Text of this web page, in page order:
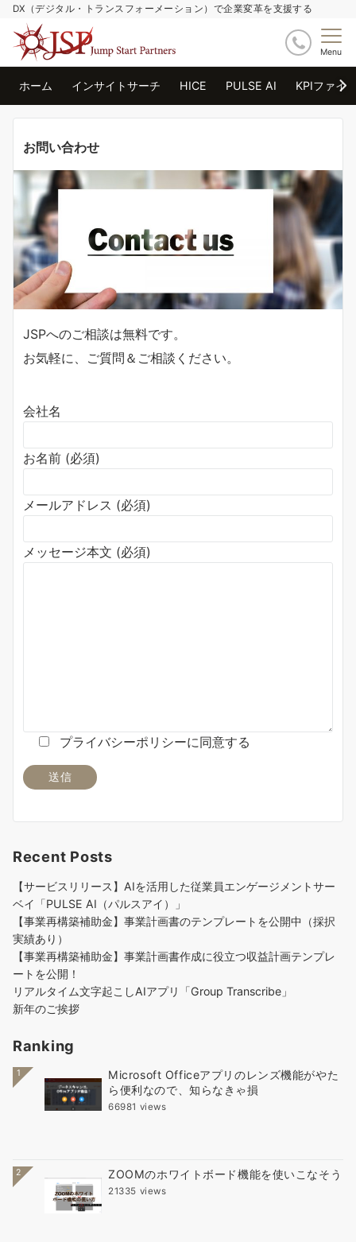
DX（デジタル・トランスフォーメーション）で企業変革を支援する
Menu
ホーム インサイトサーチ HICE PULSE AI KPIファイ
お問い合わせ
JSPへのご相談は無料です。
お気軽に、ご質問＆ご相談ください。
会社名
お名前 (必須)
メールアドレス (必須)
メッセージ本文 (必須)
プライバシーポリシーに同意する
Recent Posts
【サービスリリース】AIを活用した従業員エンゲージメントサー
ベイ「PULSE AI（パルスアイ）」
【事業再構築補助金】事業計画書のテンプレートを公開中（採択
実績あり）
【事業再構築補助金】事業計画書作成に役立つ収益計画テンプレ
ートを公開！
リアルタイム文字起こしAIアプリ「Group Transcribe」
新年のご挨拶
Ranking
1
Microsoft Officeアプリのレンズ機能がやた
ら便利なので、知らなきゃ損
66981 views
2 ZOOMのホワイトボード機能を使いこなそう
21335 views